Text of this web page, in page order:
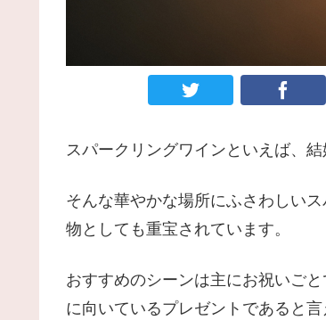
スパークリングワインといえば、
そんな華やかな場所にふさわしい
物としても重宝されています。
おすすめのシーンは主にお祝いご
に向いているプレゼントであると言